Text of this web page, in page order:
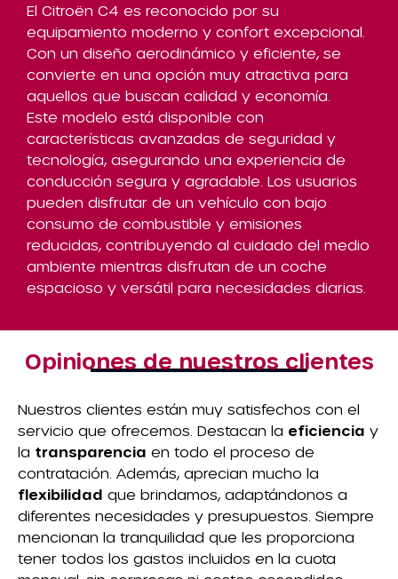
El Citroën C4 es reconocido por su
equipamiento moderno y confort excepcional.
Con un diseño aerodinámico y eficiente, se
convierte en una opción muy atractiva para
aquellos que buscan calidad y economía.
Este modelo está disponible con
características avanzadas de seguridad y
tecnología, asegurando una experiencia de
conducción segura y agradable. Los usuarios
pueden disfrutar de un vehículo con bajo
consumo de combustible y emisiones
reducidas, contribuyendo al cuidado del medio
ambiente mientras disfrutan de un coche
espacioso y versátil para necesidades diarias.
Opiniones de nuestros clientes
Nuestros clientes están muy satisfechos con el
servicio que ofrecemos. Destacan la eficiencia y
la transparencia en todo el proceso de
contratación. Además, aprecian mucho la
flexibilidad que brindamos, adaptándonos a
diferentes necesidades y presupuestos. Siempre
mencionan la tranquilidad que les proporciona
tener todos los gastos incluidos en la cuota